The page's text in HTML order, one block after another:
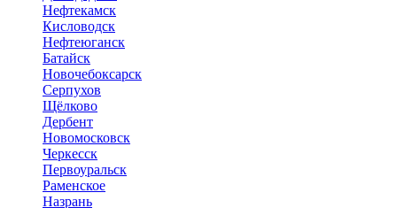
Нефтекамск
Кисловодск
Нефтеюганск
Батайск
Новочебоксарск
Серпухов
Щёлково
Дербент
Новомосковск
Черкесск
Первоуральск
Раменское
Назрань